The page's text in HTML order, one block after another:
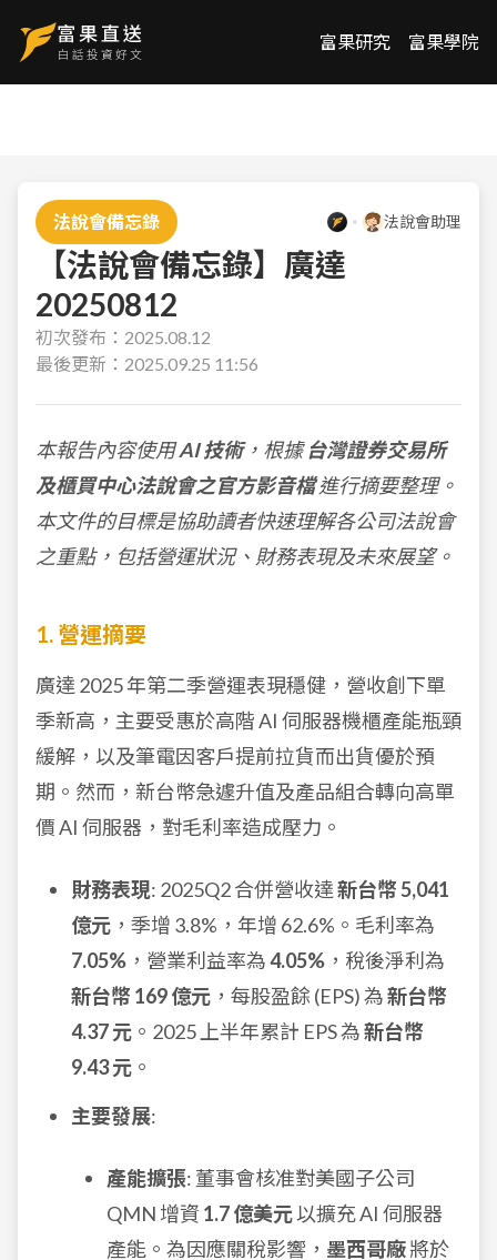
富果研究 富果學院
法說會備忘錄 法說會助理
【法說會備忘錄】廣達
20250812
初次發布： 2025.08.12
最後更新： 2025.09.25 11:56
本報告內容使用AI 技術，根據台灣證券交易所
及櫃買中心法說會之官方影音檔進行摘要整理。
本文件的目標是協助讀者快速理解各公司法說會
之重點，包括營運狀況、財務表現及未來展望。
1. 營運摘要
廣達 2025 年第二季營運表現穩健，營收創下單
季新高，主要受惠於高階 AI 伺服器機櫃產能瓶頸
緩解，以及筆電因客戶提前拉貨而出貨優於預
期。然而，新台幣急遽升值及產品組合轉向高單
價 AI 伺服器，對毛利率造成壓力。
財務表現: 2025Q2 合併營收達新台幣 5,041
億元 ，季增 3.8%，年增 62.6%。毛利率為
7.05% ，營業利益率為4.05% ，稅後淨利為
新台幣 169 億元 ，每股盈餘 (EPS) 為新台幣
4.37 元 。2025 上半年累計 EPS 為新台幣
9.43 元 。
主要發展:
產能擴張: 董事會核准對美國子公司
QMN 增資 1.7 億美元以擴充 AI 伺服器
產能。為因應關稅影響， 墨西哥廠將於